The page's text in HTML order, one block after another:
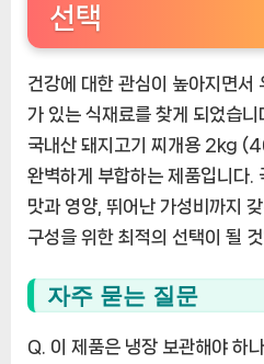
선택
건강에 대한 관심이 높아지면서
가 있는 식재료를 찾게 되었습
국내산 돼지고기 찌개용 2kg
완벽하게 부합하는 제품입니다.
맛과 영양, 뛰어난 가성비까지
구성을 위한 최적의 선택이 될 것
자주 묻는 질문
Q. 이 제품은 냉장 보관해야 하